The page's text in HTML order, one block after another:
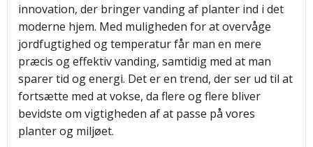
innovation, der bringer vanding af planter ind i det
moderne hjem. Med muligheden for at overvåge
jordfugtighed og temperatur får man en mere
præcis og effektiv vanding, samtidig med at man
sparer tid og energi. Det er en trend, der ser ud til at
fortsætte med at vokse, da flere og flere bliver
bevidste om vigtigheden af at passe på vores
planter og miljøet.